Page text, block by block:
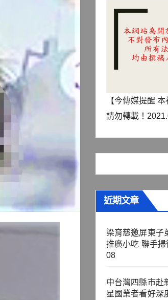
【今傳媒提醒
請勿轉載！
近期文章
梁育慈邀屏東子
推廣小吃 聯手掃
08
中台灣四縣市
星國業者看好深